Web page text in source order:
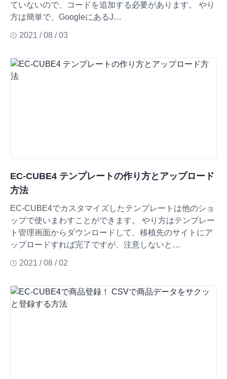
ていないので、コードを追加する必要があります。 やり
方は簡単で、GoogleにあるJ…
2021 / 08 / 03
EC-CUBE4 テンプレートの作り方とアップロード
方法
EC-CUBE4でカスタマイズしたテンプレートは他のショ
ップで使いまわすことができます。 やり方はテンプレー
ト管理画面からダウンロードして、移植先のサイトにア
ップロードすれば完了ですが、注意しないと…
2021 / 08 / 02